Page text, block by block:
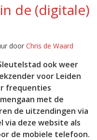
de (digitale)
door Chris de Waard
ook weer
voor Leiden
frequenties
met de
de uitzendingen via
deze website als
de mobiele telefoon.